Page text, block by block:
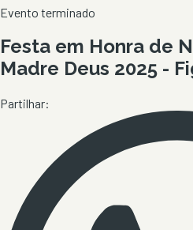
Evento terminado
Festa em Honra de
Madre Deus 2025 -
Partilhar: